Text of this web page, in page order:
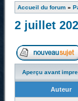
Accueil du forum »
2 juillet
Aperçu avant
Auteur